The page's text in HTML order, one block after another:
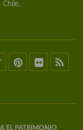
Chile.
EL PATRIMONIO